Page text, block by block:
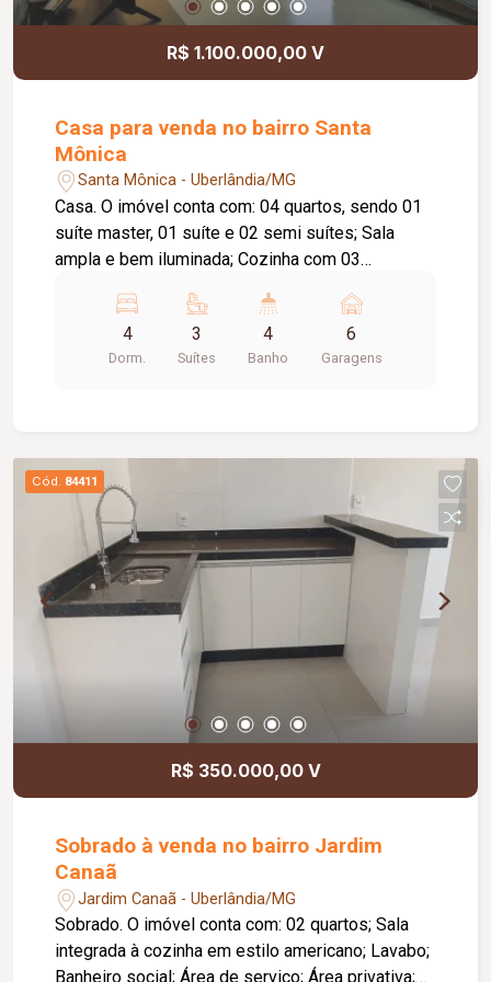
R$ 1.100.000,00 V
Casa para venda no bairro Santa
Mônica
Santa Mônica - Uberlândia/MG
Casa. O imóvel conta com: 04 quartos, sendo 01
suíte master, 01 suíte e 02 semi suítes; Sala
ampla e bem iluminada; Cozinha com 03
Lavanderia; Área gourmet com churrasqueira,
coifa embutida, bancada em granito e espaço
para geladeira; Lavabo; Piscina com capacidade
alto, estrutura em madeira aparente e portão
eletrônico com motor novo; Casa de gás externa;
Possibilidade de adaptação da garagem para
criação de um espaço de trabalho de
aproximadamente 45 m², com estrutura preparada
para 02 pavimentos; Deck em pedra portuguesa
ao redor da piscina; Pátio interno com total
privacidade; Quarto versátil com espaço para
escrivaninha e prateleiras, ideal para escritório,
hóspedes ou dormitório adicional.
4
Dorm.
3
Suítes
4
Banho
6
Garagens
Cód. 84411
R$ 350.000,00 V
Sobrado à venda no bairro Jardim
Canaã
Jardim Canaã - Uberlândia/MG
Sobrado. O imóvel conta com: 02 quartos; Sala
integrada à cozinha em estilo americano; Lavabo;
Banheiro social; Área de serviço; Área privativa;